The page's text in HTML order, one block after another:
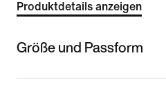
Produktdetails anzeigen
Größe und Passform